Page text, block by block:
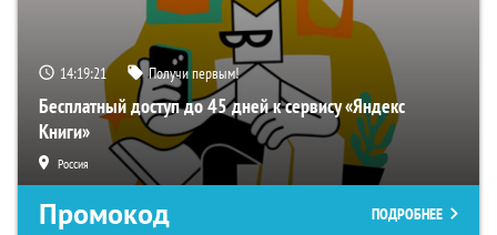
14:19:19 Получи первым!
Бесплатный доступ до 45 дней к сервису «Яндекс
Книги»
Россия
Промокод ПОДРОБНЕЕ